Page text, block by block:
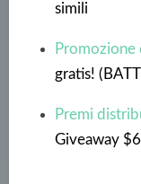
simili
Promozione
gratis!
Premi
Giveaway